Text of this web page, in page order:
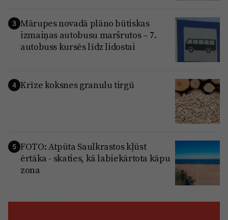
3 Mārupes novadā plāno būtiskas
izmaiņas autobusu maršrutos – 7.
autobuss kursēs līdz lidostai
4 Krīze koksnes granulu tirgū
5 FOTO: Atpūta Saulkrastos kļūst
ērtāka - skaties, kā labiekārtota kāpu
zona